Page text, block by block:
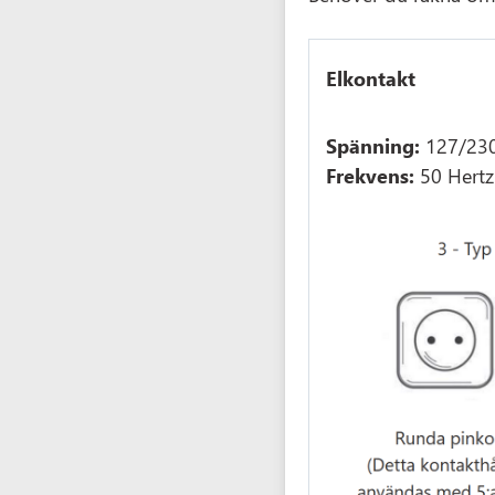
Elkontakt
Spänning: 127/
Frekvens: 50 Hertz